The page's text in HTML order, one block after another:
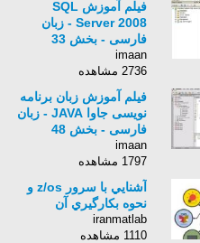
فیلم آموزش SQL
Server 2008 - زبان
فارسی - بخش 33
imaan
2736 مشاهده
فیلم آموزش زبان برنامه
نویسی جاوا JAVA - زبان
فارسی - بخش 48
imaan
1797 مشاهده
آشنايي با سرور z/os و
نحوه بكارگيري آن
iranmatlab
1110 مشاهده